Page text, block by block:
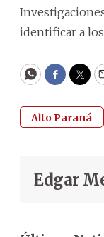
identificar a
WhatsApp
Alto Paraná
Edgar